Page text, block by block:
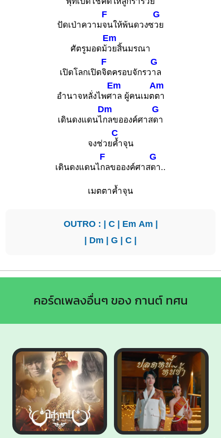
ปัดเป่าความ
F
จนให้พ้นดวงซ
G
วย
ศัตรูมอดม้
Em
วยสิ้นมรณา
เปิดโลกเปิด
F
จิตครอบจักรว
G
าล
อำนาจหลั่งไพศ
Em
าล ผู้คนเมต
Am
ตา
เดินดงแดนไ
Dm
กลขอองค์ศาส
G
ดา
จงช่วย
C
ค้ำจุน
เดินดงแดนไ
F
กลขอองค์ศาส
G
ดา..
เมตตาค้ำจุน
OUTRO : | C| Em Am |
| Dm | G | C |
คอร์ดเพลงอื่นๆ ของ กานต์ ทศน